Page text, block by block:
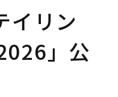
イリン
」公